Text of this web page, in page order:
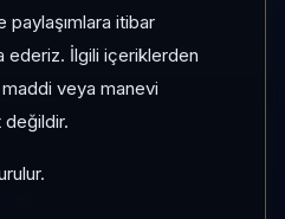
paylaşımlara itibar
ederiz. İlgili içeriklerden
veya manevi
sıra